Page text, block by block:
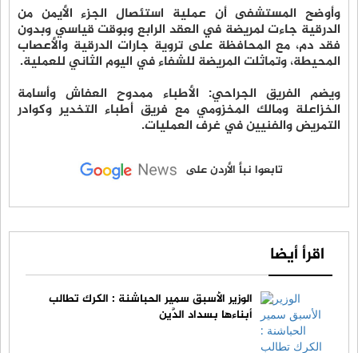
وأوضح المستشفى أن عملية استئصال الجزء الأيمن من
الدرقية جاءت لمريضة في العقد الرابع وبوقت قياسي وبدون
فقد دم، مع المحافظة على تروية جارات الدرقية والأعصاب
المحيطة، وتماثلت المريضة للشفاء في اليوم الثاني للعملية.
ويضم الفريق الجراحي: الأطباء ممدوح العفاش وأسامة
الخزاعلة ومالك المخزومي مع فريق أطباء التخدير وكوادر
التمريض والفنيين في غرف العمليات.
تابعوا نبأ الأردن على
اقرأ أيضا
الوزير الأسبق سمير الحباشنة : الكرك تطالب
أبناءها بسداد الدَّين